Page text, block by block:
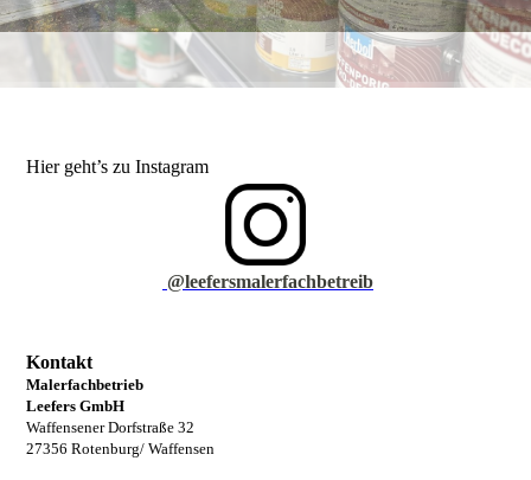
Hier geht’s zu Instagram
@leefersmalerfachbetreib
Kontakt
Malerfachbetrieb
Leefers GmbH
Waffensener Dorfstraße 32
27356 Rotenburg/ Waffensen